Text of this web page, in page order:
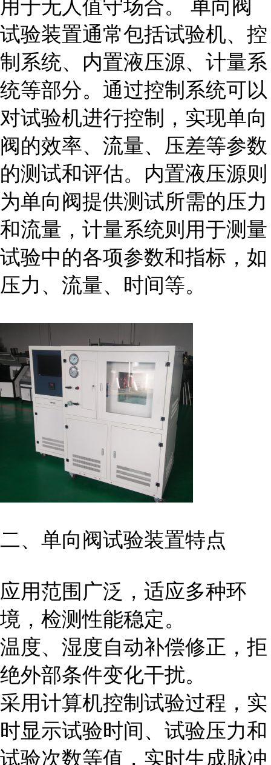
用于无人值守场合。 单向阀
试验装置通常包括试验机、控
制系统、内置液压源、计量系
统等部分。通过控制系统可以
对试验机进行控制，实现单向
阀的效率、流量、压差等参数
的测试和评估。内置液压源则
为单向阀提供测试所需的压力
和流量，计量系统则用于测量
试验中的各项参数和指标，如
压力、流量、时间等。
二、单向阀试验装置特点
应用范围广泛，适应多种环
境，检测性能稳定。
温度、湿度自动补偿修正，拒
绝外部条件变化干扰。
采用计算机控制试验过程，实
时显示试验时间、试验压力和
试验次数等值，实时生成脉冲